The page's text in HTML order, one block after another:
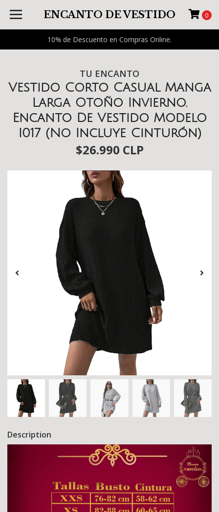
10% de Descuento en Compras Online.
ENCANTO DE VESTIDO 0
TU ENCANTO
Vestido Corto Casual Manga
Larga Otoño Invierno.
Encanto De Vestido Modelo
I017 (No Incluye Cinturón)
$26.990 CLP
Description